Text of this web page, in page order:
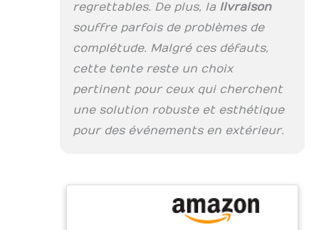
d'entrée avec porte
à fermeture éclaire,
tendeurs, sardines
et notice de
montage.
regrettables. De plus, la livraison
souffre parfois de problèmes de
complétude. Malgré ces défauts,
cette tente reste un choix
pertinent pour ceux qui cherchent
une solution robuste et esthétique
pour des événements en extérieur.